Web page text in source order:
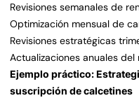
Revisiones semanales de
Optimización mensual de
Revisiones estratégicas
Actualizaciones anuales del
Ejemplo práctico:
suscripción de calcetines